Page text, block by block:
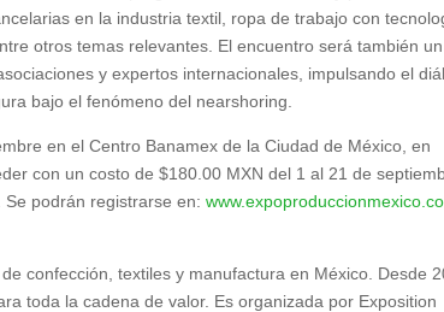
en la industria textil, ropa de trabajo con
otros temas relevantes. El encuentro será también un
y expertos internacionales, impulsando el
bajo el fenómeno del nearshoring.
en el Centro Banamex de la Ciudad de México, en
con un costo de $180.00 MXN del 1 al 21 de
Se podrán registrarse en:
confección, textiles y manufactura en México. Desde
toda la cadena de valor. Es organizada por Exposition